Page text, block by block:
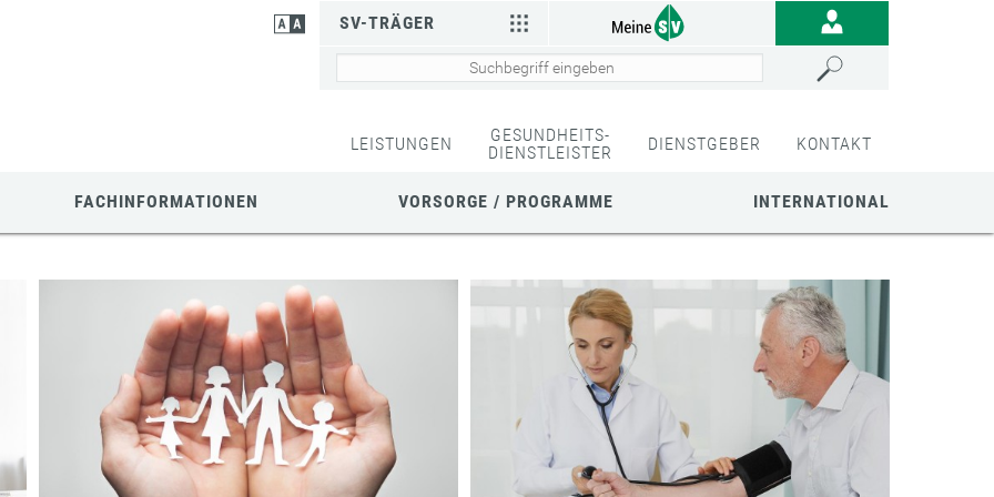
SV-TRÄGER
LEISTUNGEN
GESUNDHEITS-
DIENSTLEISTER
DIENSTGEBER KONTAKT
FACHINFORMATIONEN VORSORGE / PROGRAMME INTERNATIONAL